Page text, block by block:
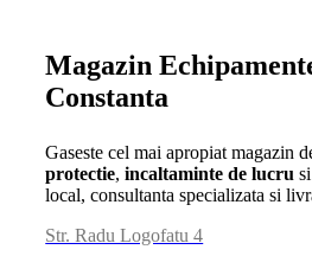
Magazin
Constanta
Gaseste cel mai apropiat magazin
protectie,incaltaminte de lucru
local, consultanta specializata si
Str. Radu Logofatu 4